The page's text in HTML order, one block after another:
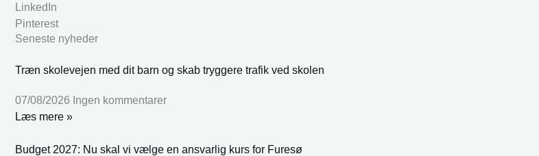
LinkedIn
Pinterest
Seneste nyheder
Træn skolevejen med dit barn og skab tryggere trafik ved skolen
07/08/2026 Ingen kommentarer
Læs mere »
Budget 2027: Nu skal vi vælge en ansvarlig kurs for Furesø